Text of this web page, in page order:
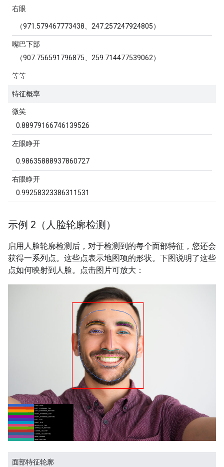
右眼
（971.579467773438、247.257247924805）
嘴巴下部
（907.756591796875、259.714477539062）
等等
特征概率
微笑
0.88979166746139526
左眼睁开
0.98635888937860727
右眼睁开
0.99258323386311531
示例 2（人脸轮廓检测）
启用人脸轮廓检测后，对于检测到的每个面部特征，您还会
获得一系列点。这些点表示地图项的形状。下图说明了这些
点如何映射到人脸。点击图片可放大：
面部特征轮廓